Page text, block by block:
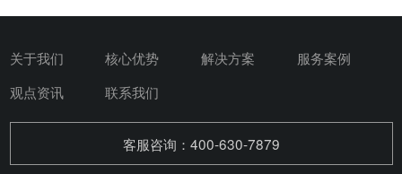
关于我们 核心优势 解决方案
服务案例
观点资讯
联系我们
客服咨询：400-630-7879